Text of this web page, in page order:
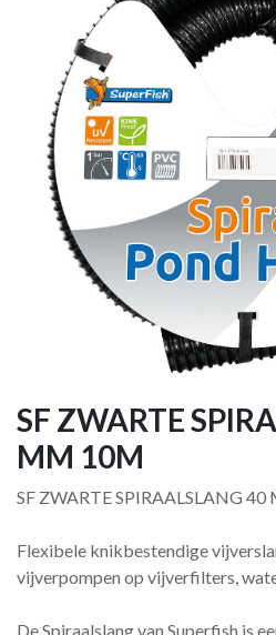
SF ZWARTE
MM 10M
SF ZWARTE SPIRAALSLANG
Flexibele knikbestendige
vijverpompen op vijverfilters,
De Spiraalslang van Superfish is